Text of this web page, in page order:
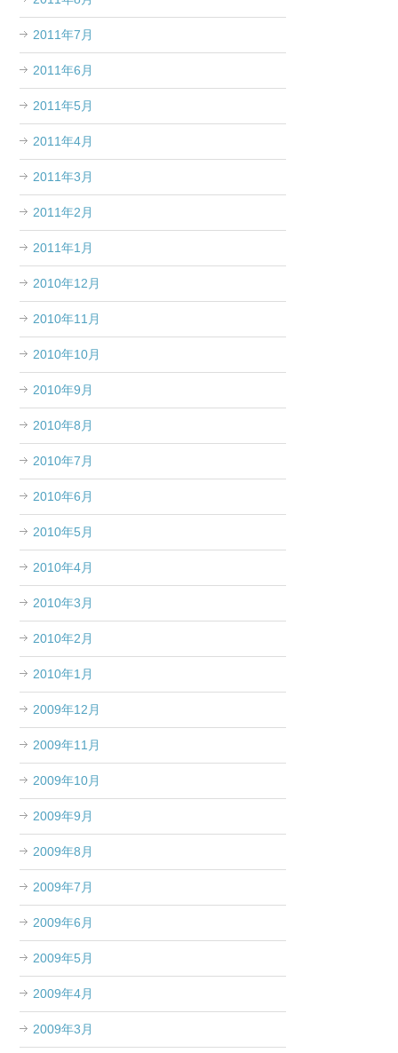
2011年7月
2011年6月
2011年5月
2011年4月
2011年3月
2011年2月
2011年1月
2010年12月
2010年11月
2010年10月
2010年9月
2010年8月
2010年7月
2010年6月
2010年5月
2010年4月
2010年3月
2010年2月
2010年1月
2009年12月
2009年11月
2009年10月
2009年9月
2009年8月
2009年7月
2009年6月
2009年5月
2009年4月
2009年3月